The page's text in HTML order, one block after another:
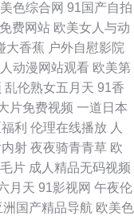
91影音先锋图片资源 欧
欧美国产成人视频 91九色
久草cn 亚洲婷日韩欧美
微拍17C 一本无码免费视
欧美久久九九 福利导航
色综合网 91国产自拍
费网站 欧美女人与动
大香蕉 户外自慰影院
动漫网站观看 欧美第
乱伦熟女五月天 91香
片免费视频 一道日本
利 伦理在线播放 人
射 夜夜骑青青草 欧
片 成人精品无码视频
月天 91影视网 午夜伦
洲国产精品导航 欧美色